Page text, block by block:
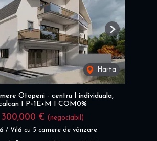
Harta
Next
Otopeni - centru I individuala,
I P+1E+M I COM0%
300,000 € (negociabil)
/ Vilă cu 5 camere de vânzare